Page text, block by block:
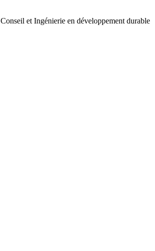
Conseil et Ingénierie en développement durable